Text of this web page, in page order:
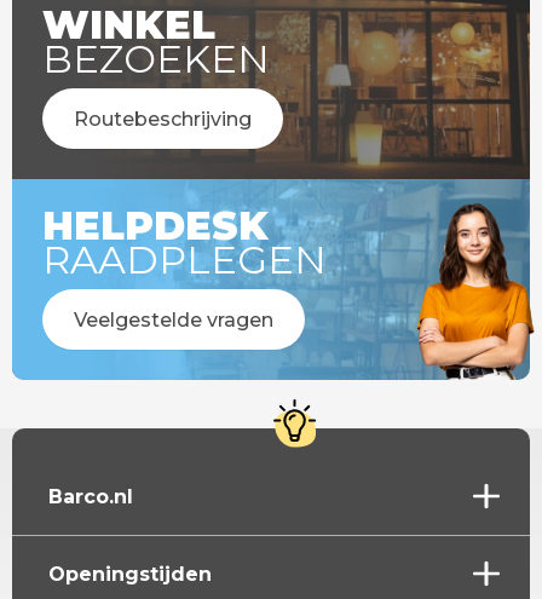
WINKEL
BEZOEKEN
Routebeschrijving
HELPDESK
RAADPLEGEN
Veelgestelde vragen
Barco.nl
Openingstijden